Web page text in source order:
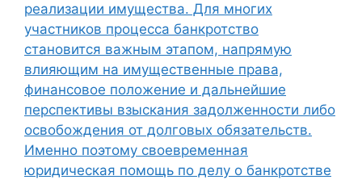
реализации имущества. Для многих
участников процесса банкротство
становится важным этапом, напрямую
влияющим на имущественные права,
финансовое положение и дальнейшие
перспективы взыскания задолженности либо
освобождения от долговых обязательств.
Именно поэтому своевременная
юридическая помощь по делу о банкротстве